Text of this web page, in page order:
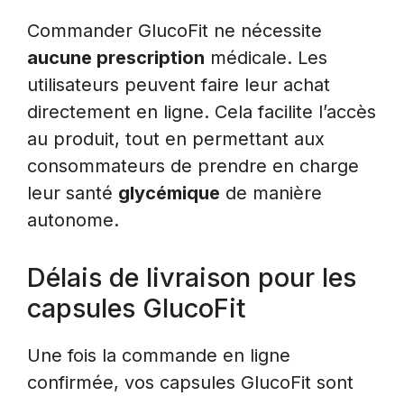
Commander GlucoFit ne nécessite
aucune prescription médicale. Les
utilisateurs peuvent faire leur achat
directement en ligne. Cela facilite l’accès
au produit, tout en permettant aux
consommateurs de prendre en charge
leur santé glycémique de manière
autonome.
Délais de livraison pour les
capsules GlucoFit
Une fois la commande en ligne
confirmée, vos capsules GlucoFit sont